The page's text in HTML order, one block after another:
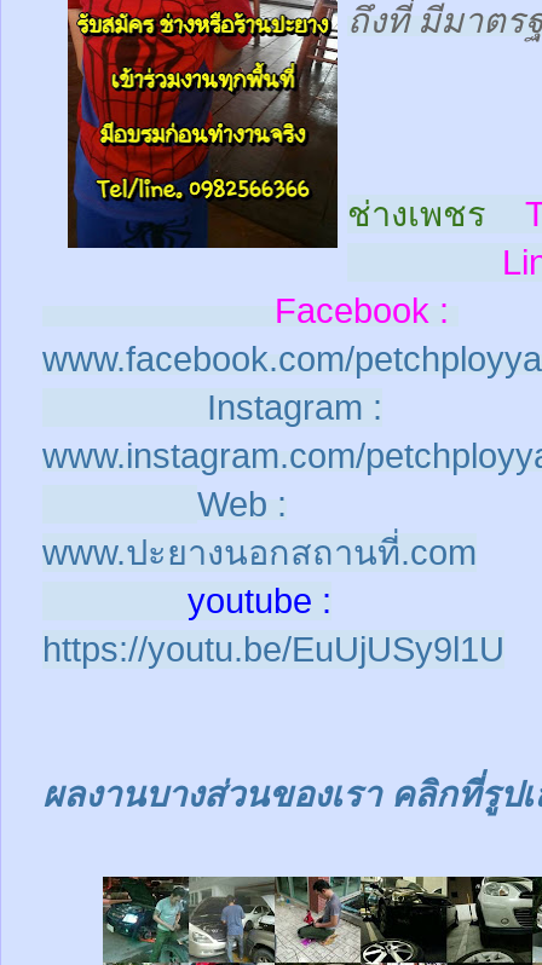
ถึงที่ มีมาตร
ช่างเพชร
Facebook :
www.facebook.com/
Instagram :
www.instagram.com/
Web :
www.ปะยางนอกสถานที่.com
youtube :
https://youtu.be/EuUjUSy9l1U
ผลงานบางส่วนของเรา คลิกที่รูป